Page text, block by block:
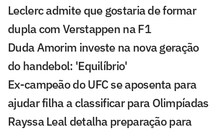
Leclerc admite que gostaria de formar
dupla com Verstappen na F1
Duda Amorim investe na nova geração
do handebol: 'Equilíbrio'
Ex-campeão do UFC se aposenta para
ajudar filha a classificar para Olimpíadas
Rayssa Leal detalha preparação para